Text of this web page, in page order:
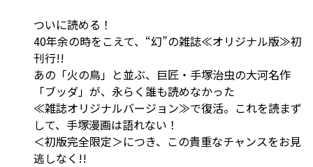
ついに読める！
40年余の時をこえて、“幻”の雑誌≪オリジナル版≫初
刊行!!
あの「火の鳥」と並ぶ、巨匠・手塚治虫の大河名作
「ブッダ」が、永らく誰も読めなかった
≪雑誌オリジナルバージョン≫で復活。これを読まず
して、手塚漫画は語れない！
＜初版完全限定＞につき、この貴重なチャンスをお見
逃しなく!!